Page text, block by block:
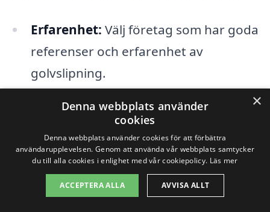
Erfarenhet: Välj företag som har goda
referenser och erfarenhet av
golvslipning.
Priser:Jämför priser för att hitta ett
konkurrenskraftigt erbjudande.
Tjänster:Kontrollera att företaget
erbjuder de tjänster som du behöver,
som exempelvis efterbehandling.
×
Denna webbplats använder
cookies
Denna webbplats använder cookies för att förbättra
användarupplevelsen. Genom att använda vår webbplats samtycker
du till alla cookies i enlighet med vår cookiepolicy. Läs mer
ACCEPTERA ALLA AVVISA ALLT